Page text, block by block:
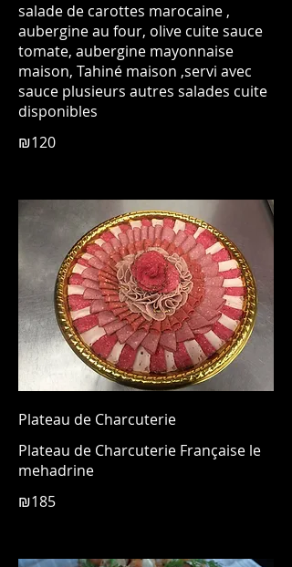
salade de carottes marocaine ,
aubergine au four, olive cuite sauce
tomate, aubergine mayonnaise
maison, Tahiné maison ,servi avec
sauce plusieurs autres salades cuite
disponibles
₪120
Plateau de Charcuterie
Plateau de Charcuterie Française le
mehadrine
₪185